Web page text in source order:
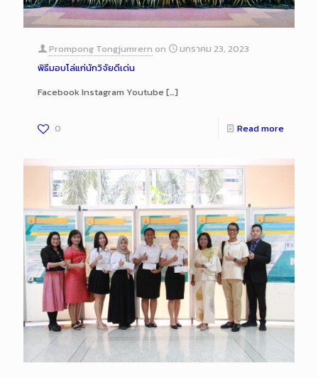
Prompong Tongjumrern on
มกราคม 23, 2023
พิธีมอบโล่แก่นักวิจัยดีเด่น
Facebook Instagram Youtube […]
0 Read more